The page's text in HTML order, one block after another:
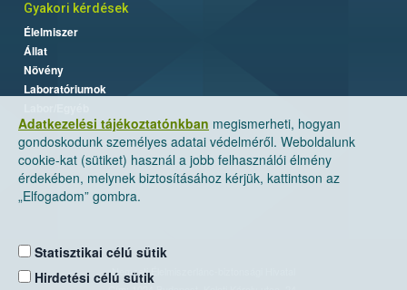
Adatkezelési tájékoztatónkban megismerheti, hogyan
gondoskodunk személyes adatai védelméről. Weboldalunk
cookie-kat (sütiket) használ a jobb felhasználói élmény
érdekében, melynek biztosításához kérjük, kattintson az
„Elfogadom” gombra.
Statisztikai célú sütik
Hirdetési célú sütik
Gyakori kérdések
Élelmiszer
Állat
Növény
Laboratóriumok
Nemzeti Élelmiszerlánc-biztonsági Hivatal